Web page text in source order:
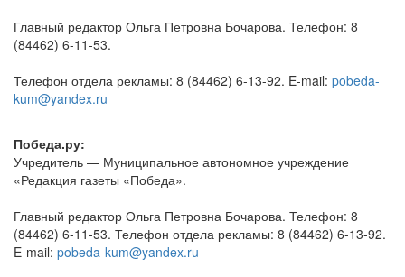
Главный редактор Ольга Петровна Бочарова. Телефон: 8
(84462) 6-11-53.
Телефон отдела рекламы: 8 (84462) 6-13-92. E-mail: pobeda-
kum@yandex.ru
Победа.ру:
Учредитель — Муниципальное автономное учреждение
«Редакция газеты «Победа».
Главный редактор Ольга Петровна Бочарова. Телефон: 8
(84462) 6-11-53. Телефон отдела рекламы: 8 (84462) 6-13-92.
E-mail: pobeda-kum@yandex.ru